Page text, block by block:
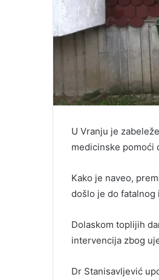
U Vranju je
medicinske pomoći
Kako je naveo,
došlo je do fatalnog
Dolaskom toplijih
intervencija zbog
Dr Stanisavljević